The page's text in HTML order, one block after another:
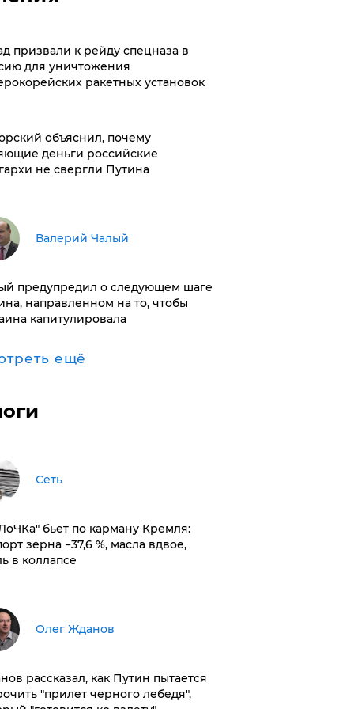
призвали к рейду спецназа в
для уничтожения
ракетных установок
объяснил, почему
деньги российские
не свергли Путина
Валерий Чалый
предупредил о следующем шаге
направленном на то, чтобы
капитулировала
ещё
Сеть
бьет по карману Кремля:
зерна −37,6 %, масла вдвое,
в коллапсе
Олег Жданов
рассказал, как Путин пытается
"прилет черного лебедя",